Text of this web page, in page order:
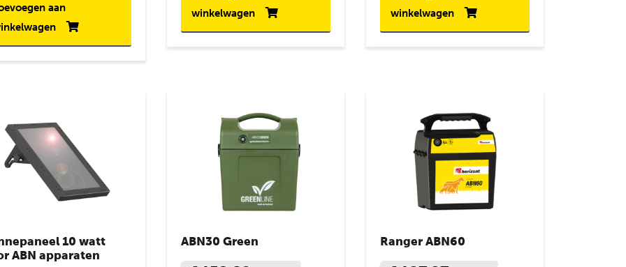
aan
winkelwagen
winkelwagen
10 watt
ABN apparaten
ABN30 Green Ranger ABN60